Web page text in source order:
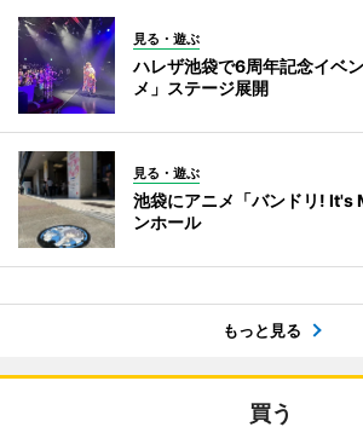
見る・遊ぶ
ハレザ池袋で6周年記念イベ
メ」ステージ展開
見る・遊ぶ
池袋にアニメ「バンドリ!
ンホール
もっと見る
買う